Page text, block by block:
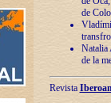
de
Natalia
de la
Revista